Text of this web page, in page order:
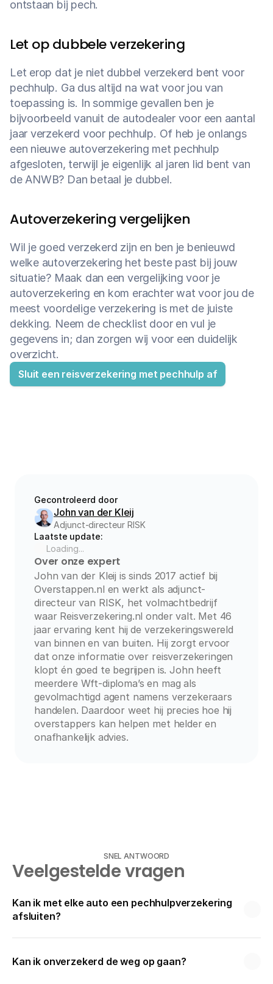
ontstaan bij pech.
Let op dubbele verzekering
Let erop dat je niet dubbel verzekerd bent voor
pechhulp. Ga dus altijd na wat voor jou van
toepassing is. In sommige gevallen ben je
bijvoorbeeld vanuit de autodealer voor een aantal
jaar verzekerd voor pechhulp. Of heb je onlangs
een nieuwe autoverzekering met pechhulp
afgesloten, terwijl je eigenlijk al jaren lid bent van
de ANWB? Dan betaal je dubbel.
Autoverzekering vergelijken
Wil je goed verzekerd zijn en ben je benieuwd
welke autoverzekering het beste past bij jouw
situatie? Maak dan een vergelijking voor je
autoverzekering en kom erachter wat voor jou de
meest voordelige verzekering is met de juiste
dekking. Neem de checklist door en vul je
gegevens in; dan zorgen wij voor een duidelijk
overzicht.
Sluit een reisverzekering met pechhulp af
Gecontroleerd door
John van der Kleij
Adjunct-directeur RISK
Laatste update:
Loading...
Over onze expert
John van der Kleij is sinds 2017 actief bij
Overstappen.nl en werkt als adjunct-
directeur van RISK, het volmachtbedrijf
waar Reisverzekering.nl onder valt. Met 46
jaar ervaring kent hij de verzekeringswereld
van binnen en van buiten. Hij zorgt ervoor
dat onze informatie over reisverzekeringen
klopt én goed te begrijpen is. John heeft
meerdere Wft-diploma’s en mag als
gevolmachtigd agent namens verzekeraars
handelen. Daardoor weet hij precies hoe hij
overstappers kan helpen met helder en
onafhankelijk advies.
SNEL ANTWOORD
Veelgestelde vragen
Kan ik met elke auto een pechhulpverzekering
afsluiten?
Kan ik onverzekerd de weg op gaan?